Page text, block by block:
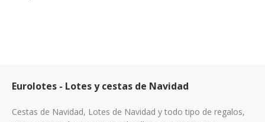
Eurolotes - Lotes y cestas de Navidad
Cestas de Navidad, Lotes de Navidad y todo tipo de regalos,